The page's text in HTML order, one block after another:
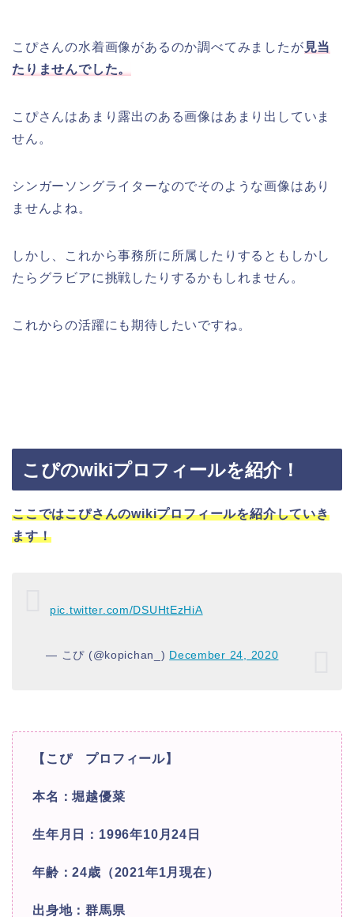
こぴさんの水着画像があるのか調べてみましたが 見当
たりませんでした。
こぴさんはあまり露出のある画像はあまり出していま
せん。
シンガーソングライターなのでそのような画像はあり
ませんよね。
しかし、これから事務所に所属したりするともしかし
たらグラビアに挑戦したりするかもしれません。
これからの活躍にも期待したいですね。
こぴのwikiプロフィールを紹介！
ここではこぴさんのwikiプロフィールを紹介していき
ます！
pic.twitter.com/DSUHtEzHiA
— こぴ (@kopichan_) December 24, 2020
【こぴ プロフィール】
本名：堀越優菜
生年月日：1996年10月24日
年齢：24歳（2021年1月現在）
出身地：群馬県